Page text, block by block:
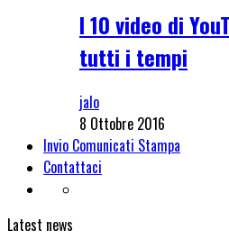
I 10 video di
tutti i tempi
jalo
8 Ottobre 2016
Invio Comunicati Stampa
Contattaci
Latest news